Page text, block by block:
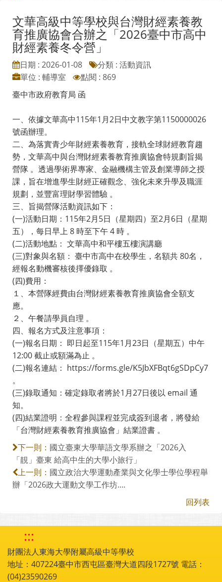
文華高級中等學校與台灣財經素養教
育推廣協會合辦之「2026臺中市高中
財經素養冬令營」
日期 : 2026-01-08
分類 : 活動資訊
單位 : 輔導室
點閱 : 869
臺中市政府教育局 函
一、依據文華高中115年1月2日中文教字第1150000026
號函辦理。
二、為落實青少年財經素養教育，接軌全球財經教育趨
勢，文華高中與台灣財經素養教育推廣協會特規劃旨揭
營隊 。透過學術界專家、金融機構主管及創業導師之授
課，旨在增進學生財經正確觀念、強化未來升學及職涯
規劃，並豐富理財學習體驗 。
三、旨揭營隊活動資訊如下：
(一)活動日期：115年2月5日（星期四）至2月6日（星期
五），每日早上 8 時至下午 4 時 。
(二)活動地點： 文華高中和平樓五樓演講廳
(三)對象與名額： 臺中市高中在校學生，名額共 80名，
經報名動機審核後擇優錄取 。
(四)費用：
１、本營隊經費由台灣財經素養教育推廣協會全額支
應。
２、午餐請學員自理 。
四、報名方式及注意事項：
(一)報名日期： 即日起至115年1月23日（星期五）中午
12:00 截止或額滿為止 。
(二)報名連結： https://forms.gle/K5JbXFBqt6gSDpCy7
。
(三)錄取通知：確定錄取者將於1月27日後以 email 通
知。
(四)結業證明：全程參與課程並完成簽到退者，將發給
「台灣財經素養教育推廣協會」結業證書 。
下一則： 國立臺東大學華語文學系辦之「2026入
「靚」臺東 給高中生的大學小旅行」
上一則： 國立政治大學運動產業與文化學士學位學程舉
辦「2026政大運動文學工作坊....
回列表
:::
財團法人東海大學附屬高級中等學校
地址：407224臺中市西屯區臺灣大道四段1727號 電話：
(04)23590269